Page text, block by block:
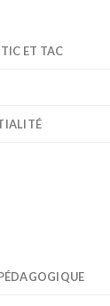
ET TAC